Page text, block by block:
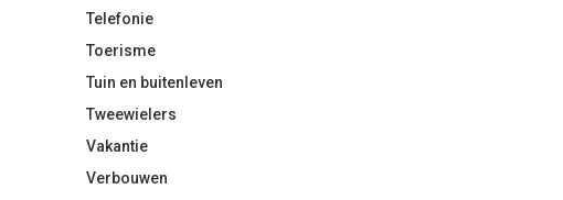
Telefonie
Toerisme
Tuin en buitenleven
Tweewielers
Vakantie
Verbouwen